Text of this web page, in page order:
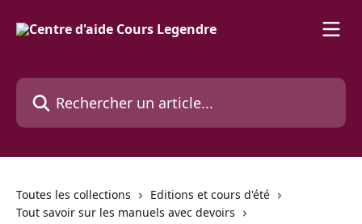
Rechercher un article...
Toutes les collections
Editions et cours d'été
Tout savoir sur les manuels avec devoirs